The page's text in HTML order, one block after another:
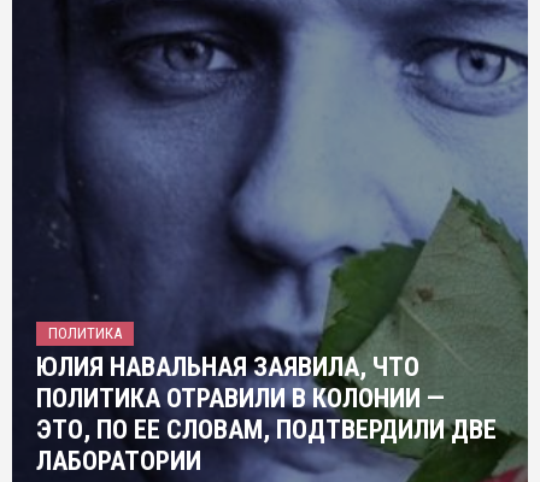
ПОЛИТИКА
ЮЛИЯ НАВАЛЬНАЯ ЗАЯВИЛА, ЧТО
ПОЛИТИКА ОТРАВИЛИ В КОЛОНИИ —
ЭТО, ПО ЕЕ СЛОВАМ, ПОДТВЕРДИЛИ ДВЕ
ЛАБОРАТОРИИ